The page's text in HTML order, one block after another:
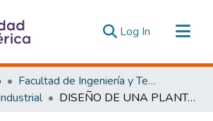
Log In (current)
Facultad de Ingeniería y Tecnologías de la Información y la Comunicación
DISEÑO DE UNA PLANTA DE TRATAMIENTO PARA AGUAS RESIDUALES EN LA EMPRESA VIDRIO DE SEGURIDAD SECURIT S.A.